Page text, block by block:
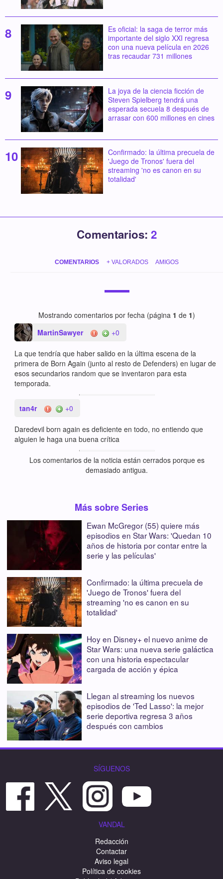
Es oficial: la saga de terror más
importante del siglo XXI regresa
con una nueva película en 2026
tras recaudar 731 millones
La joya de la ciencia ficción de
Steven Spielberg tendrá una
esperada secuela 8 después de
arrasar con 600 millones en cines
Confirmado: la última precuela de
'Juego de Tronos' fuera del
streaming 'no es canon en su
totalidad'
Comentarios: 2
COMENTARIOS + VALORADOS AMIGOS
Mostrando comentarios por fecha (página 1 de 1)
MartinSawyer
+0
La que tendría que haber salido en la última escena de la
primera de Born Again (junto al resto de Defenders) en lugar de
esos secundarios random que se inventaron para esta
temporada.
tan4r +0
Daredevil born again es deficiente en todo, no entiendo que
alguien le haga una buena crítica
Los comentarios de la noticia están cerrados porque es
demasiado antigua.
Más sobre Series
Ewan McGregor (55) quiere más
episodios en Star Wars: 'Quedan 10
años de historia por contar entre la
serie y las películas'
Confirmado: la última precuela de
'Juego de Tronos' fuera del
streaming 'no es canon en su
totalidad'
Hoy en Disney+ el nuevo anime de
Star Wars: una nueva serie galáctica
con una historia espectacular
cargada de acción y épica
Llegan al streaming los nuevos
episodios de 'Ted Lasso': la mejor
serie deportiva regresa 3 años
después con cambios
SÍGUENOS
VANDAL
Redacción
Contactar
Aviso legal
Política de cookies